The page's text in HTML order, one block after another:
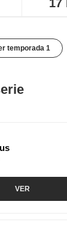
17
temporada 1
VER